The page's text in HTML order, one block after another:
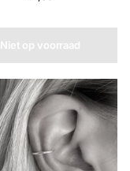
Niet op voorraad